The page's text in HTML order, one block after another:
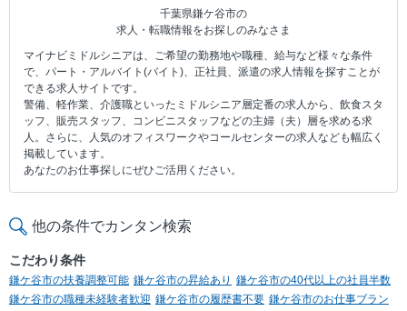
千葉県鎌ケ谷市の
求人・転職情報をお探しのみなさま
マイナビミドルシニアは、ご希望の勤務地や職種、給与など様々な条件
で、パート・アルバイト(バイト)、正社員、派遣の求人情報を探すことが
できる求人サイトです。
警備、軽作業、介護職といったミドルシニア層定番の求人から、飲食スタ
ッフ、販売スタッフ、コンビニスタッフなどの主婦（夫）層を求める求
人。さらに、人気のオフィスワークやコールセンターの求人なども幅広く
掲載しています。
あなたのお仕事探しにぜひご活用ください。
他の条件でカンタン検索
こだわり条件
鎌ケ谷市の扶養調整可能 鎌ケ谷市の昇給あり 鎌ケ谷市の40代以上の社員半数
鎌ケ谷市の職種未経験者歓迎 鎌ケ谷市の履歴書不要 鎌ケ谷市のお仕事ブラン